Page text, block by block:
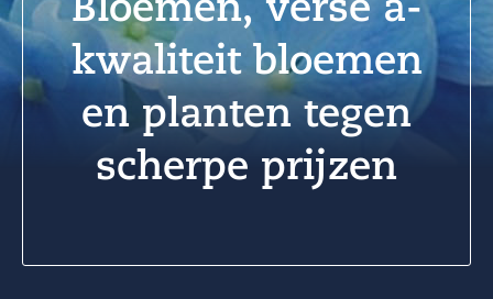
kwaliteit bloemen
en planten tegen
scherpe prijzen